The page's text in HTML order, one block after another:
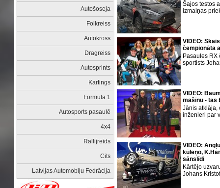
Autošoseja
Folkreiss
Autokross
Dragreiss
Autosprints
Kartings
Formula 1
Autosports pasaulē
4x4
Rallijreids
Cits
Latvijas Automobiļu Fedrācija
Šajos testos
izmaiņas
VIDEO:
čempionāta
Pasaules
sportists
VIDEO:
mašīnu - tas
Jānis atklāja,
inženieri par
VIDEO:
kūleņo,
sānslīdi
Kārtējo
Johans